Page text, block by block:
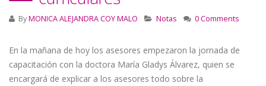
ByMONICA ALEJANDRA COY MALO Notas 0 Comments
En la mañana de hoy los asesores empezaron la jornada de
capacitación con la doctora María Gladys Álvarez, quien se
encargará de explicar a los asesores todo sobre la